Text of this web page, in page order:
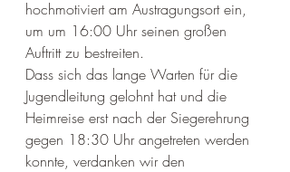
hochmotiviert am Austragungsort ein,
um um 16:00 Uhr seinen großen
Auftritt zu bestreiten.
Dass sich das lange Warten für die
Jugendleitung gelohnt hat und die
Heimreise erst nach der Siegerehrung
gegen 18:30 Uhr angetreten werden
konnte, verdanken wir den